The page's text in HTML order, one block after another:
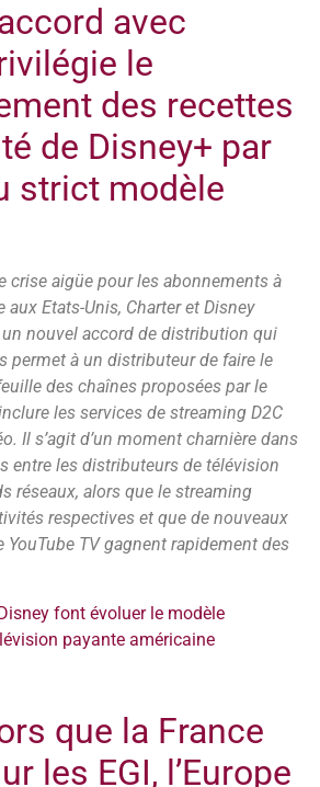
avec
le
des recettes
de Disney+ par
strict modèle
crise aigüe pour les abonnements à
Etats-Unis, Charter et Disney
nouvel accord de distribution qui
permet à un distributeur de faire le
des chaînes proposées par le
les services de streaming D2C
Il s’agit d’un moment charnière dans
entre les distributeurs de télévision
réseaux, alors que le streaming
respectives et que de nouveaux
TV gagnent rapidement des
font évoluer le modèle
payante américaine
que la France
les EGI, l’Europe